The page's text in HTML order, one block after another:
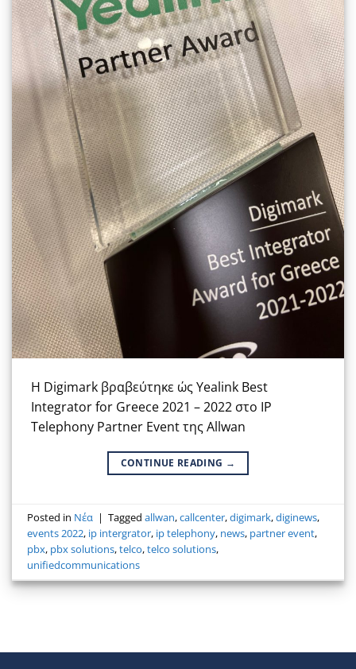
Η Digimark βραβεύτηκε ώς Yealink Best
Integrator for Greece 2021 – 2022 στο IP
Telephony Partner Event της Allwan
CONTINUE READING →
Posted in Νέα | Taggedallwan,callcenter,digimark,diginews,
events 2022, ip intergrator, ip telephony, news, partner event,
pbx, pbx solutions,telco,telco solutions,
unifiedcommunications